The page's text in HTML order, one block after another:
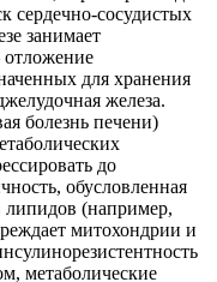
сердечно-сосудистых
занимает
для хранения
железа.
болезнь печени)
до
обусловленная
липидов (например,
митохондрии и
метаболические